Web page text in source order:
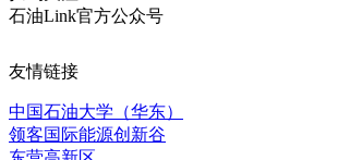
石油Link官方公众号
友情链接
中国石油大学（华东）
领客国际能源创新谷